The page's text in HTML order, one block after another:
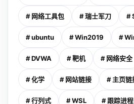
# 网络工具包 # 瑞士军刀 #
# ubuntu # Win2019 #
# DVWA # 靶机 # 网络安全
# 化学 # 网站链接 # 主页链
# 行列式 # WSL # 跟踪进程